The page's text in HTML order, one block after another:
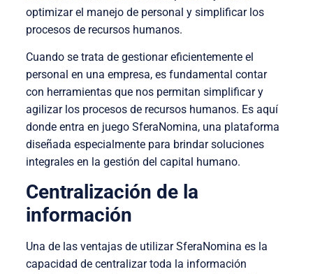
optimizar el manejo de personal y simplificar los
procesos de recursos humanos.
Cuando se trata de gestionar eficientemente el
personal en una empresa, es fundamental contar
con herramientas que nos permitan simplificar y
agilizar los procesos de recursos humanos. Es aquí
donde entra en juego SferaNomina, una plataforma
diseñada especialmente para brindar soluciones
integrales en la gestión del capital humano.
Centralización de la
información
Una de las ventajas de utilizar SferaNomina es la
capacidad de centralizar toda la información